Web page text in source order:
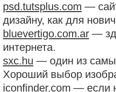
psd.tutsplus.com —
дизайну, как для
bluevertigo.com.ar —
интернета.
sxc.hu — один из
Хороший выбор
iconfinder.com — если